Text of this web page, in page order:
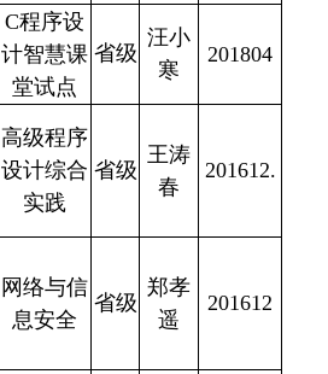
C程序设
计智慧课
堂试点
省级
汪小
寒
201804
高级程序
设计综合
实践
省级
王涛
春
201612.
网络与信
息安全
省级
郑孝
遥
201612